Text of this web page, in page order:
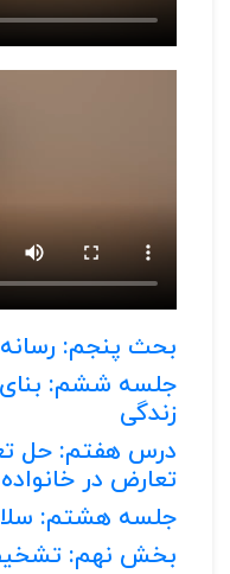
بحث پنجم: رسانه
جلسه ششم: بنای
زندگی
درس هفتم: حل
تعارض در خانواده
جلسه هشتم:
بخش نهم: